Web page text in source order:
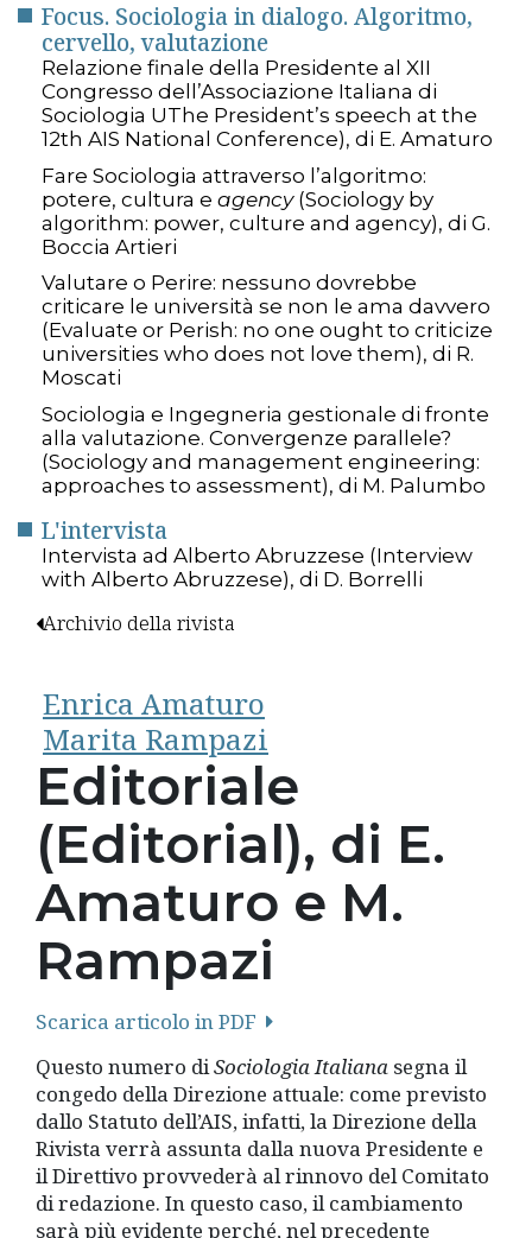
Focus. Sociologia in dialogo. Algoritmo,
cervello, valutazione
Relazione finale della Presidente al XII
Congresso dell’Associazione Italiana di
Sociologia UThe President’s speech at the
12th AIS National Conference), di E. Amaturo
Fare Sociologia attraverso l’algoritmo:
potere, cultura e agency (Sociology by
algorithm: power, culture and agency), di G.
Boccia Artieri
Valutare o Perire: nessuno dovrebbe
criticare le università se non le ama davvero
(Evaluate or Perish: no one ought to criticize
universities who does not love them), di R.
Moscati
Sociologia e Ingegneria gestionale di fronte
alla valutazione. Convergenze parallele?
(Sociology and management engineering:
approaches to assessment), di M. Palumbo
L'intervista
Intervista ad Alberto Abruzzese (Interview
with Alberto Abruzzese), di D. Borrelli
Archivio della rivista
Enrica Amaturo
Marita Rampazi
Editoriale
(Editorial), di E.
Amaturo e M.
Rampazi
Scarica articolo in PDF
Questo numero diSociologia Italiana segna il
congedo della Direzione attuale: come previsto
dallo Statuto dell’AIS, infatti, la Direzione della
Rivista verrà assunta dalla nuova Presidente e
il Direttivo provvederà al rinnovo del Comitato
di redazione. In questo caso, il cambiamento
sarà più evidente perché, nel precedente